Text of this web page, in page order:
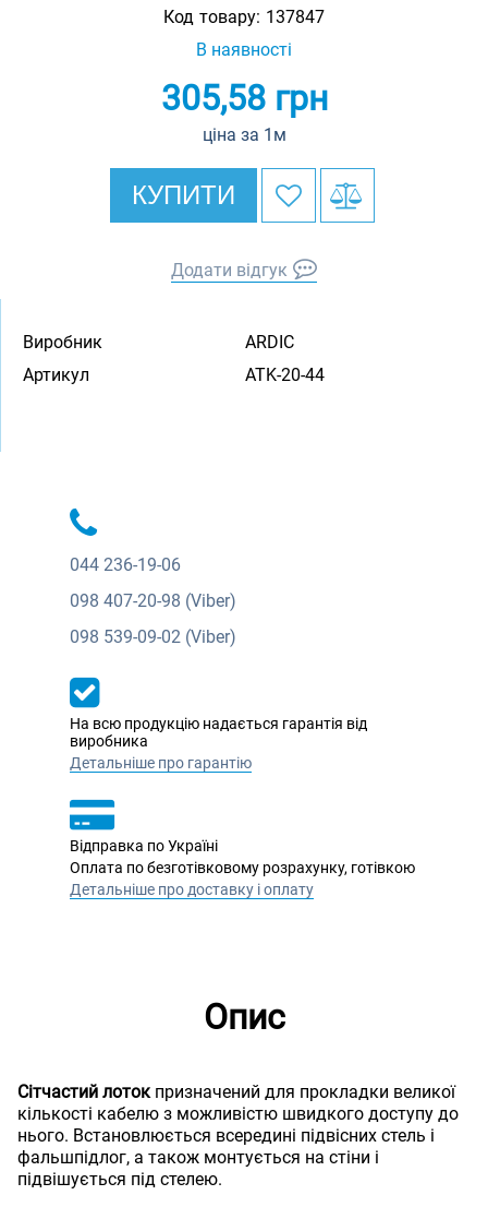
Код товару: 137847
В наявності
305,58грн
ціна за 1м
КУПИТИ
Додати відгук
Виробник
ARDIC
Артикул
ATK-20-44
044 236-19-06
098 407-20-98 (Viber)
098 539-09-02 (Viber)
На всю продукцію надається гарантія від
виробника
Детальніше про гарантію
Відправка по Україні
Оплата по безготівковому розрахунку, готівкою
Детальніше про доставку і оплату
Опис
Сітчастий лотокпризначений для прокладки великої
кількості кабелю з можливістю швидкого доступу до
нього. Встановлюється всередині підвісних стель і
фальшпідлог, а також монтується на стіни і
підвішується під стелею.